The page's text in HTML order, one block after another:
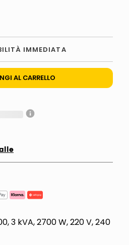
IMMEDIATA
AL CARRELLO
3 kVA, 2700 W, 220 V, 240